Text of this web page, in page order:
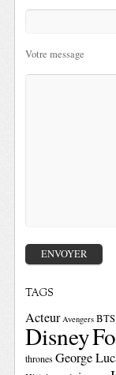
Votre message
TAGS
Acteur Avengers BTS
Disney
thrones George